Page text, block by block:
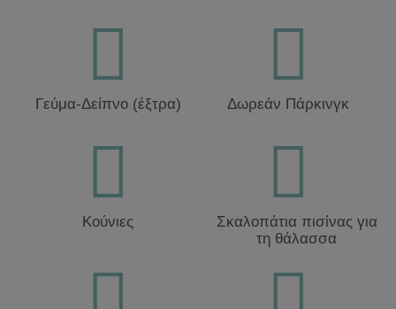
Γεύμα-Δείπνο (έξτρα) Δωρεάν Πάρκινγκ
Κούνιες
Σκαλοπάτια πισίνας για
τη θάλασσα